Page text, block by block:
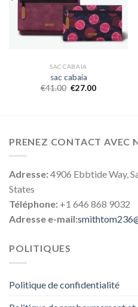
SAC CABAIA
sac cabaia
€41.00 €27.00
PRENEZ CONTACT AVEC
Adresse:4906 Ebbtide Way,
States
Téléphone: +1 646 868 9032
Adresse e-mail:
POLITIQUES
Politique de confidentialité